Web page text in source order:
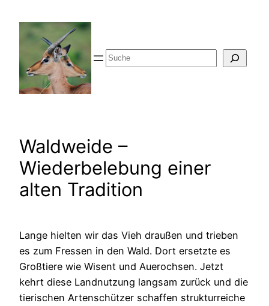
springen
Suche
Waldweide –
Wiederbelebung einer
alten Tradition
Lange hielten wir das Vieh draußen und trieben
es zum Fressen in den Wald. Dort ersetzte es
Großtiere wie Wisent und Auerochsen. Jetzt
kehrt diese Landnutzung langsam zurück und die
tierischen Artenschützer schaffen strukturreiche